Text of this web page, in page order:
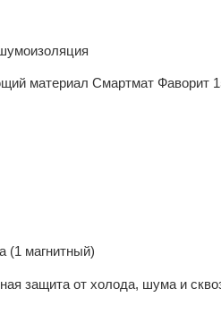
материал Смартмат Фаворит
(1 магнитный)
защита от холода, шума и